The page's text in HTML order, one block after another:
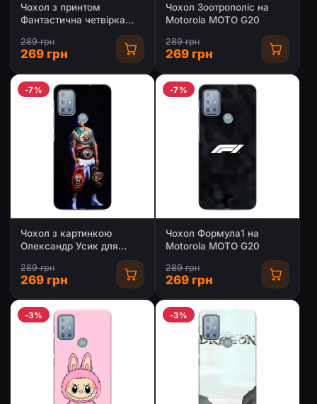
Чохол з принтом
Фантастична четвірка
для Motorola MOTO G20
289 грн
269 грн
Чохол Зоотрополіс на
Motorola MOTO G20
289 грн
269 грн
-7%
Чохол з картинкою
Олександр Усик для
289 грн
269 грн
-7%
Чохол Формула1 на
Motorola MOTO G20
289 грн
269 грн
-3% -3%